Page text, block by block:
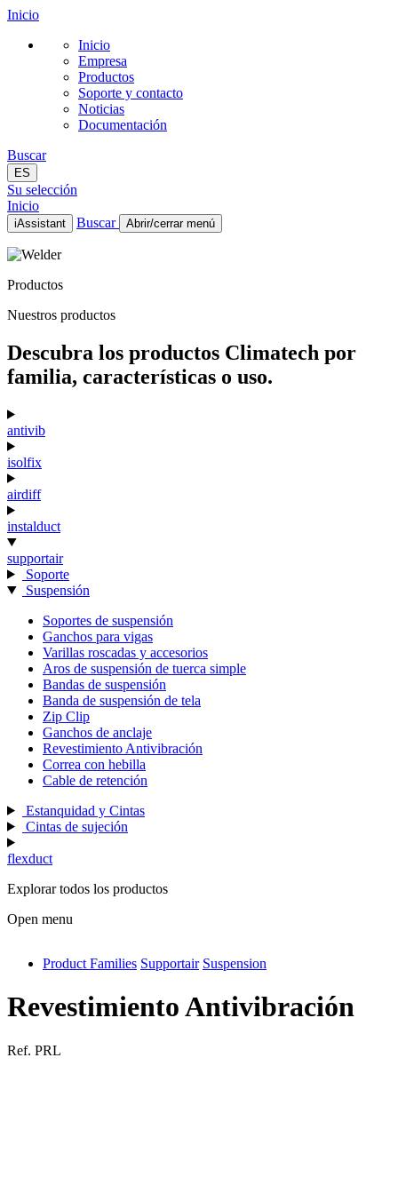
Inicio
Inicio
Empresa
Productos
Soporte y contacto
Noticias
Documentación
Buscar
ES
Su selección
Inicio
iAssistant Buscar Abrir/cerrar menú
Inicio
Productos
Noticias
ES
Productos
Nuestros productos
Descubra los productos Climatech por
familia, características o uso.
antivib
isolfix
airdiff
instalduct
supportair
Soporte
Suspensión
Soportes de suspensión
Ganchos para vigas
Varillas roscadas y accesorios
Aros de suspensión de tuerca simple
Bandas de suspensión
Banda de suspensión de tela
Zip Clip
Ganchos de anclaje
Revestimiento Antivibración
Correa con hebilla
Cable de retención
Estanquidad y Cintas
Cintas de sujeción
flexduct
Explorar todos los productos
Open menu
antivib
Product Families Supportair Suspension
Revestimiento Antivibración
Ref. PRL